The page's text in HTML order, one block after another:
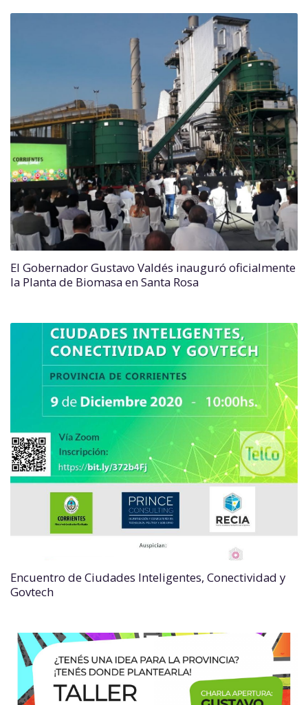
El Gobernador Gustavo Valdés inauguró oficialmente
la Planta de Biomasa en Santa Rosa
Encuentro de Ciudades Inteligentes, Conectividad y
Govtech